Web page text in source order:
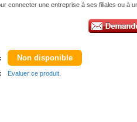
connecter une entreprise à ses filiales ou à
Non disponible
Evaluer ce produit.